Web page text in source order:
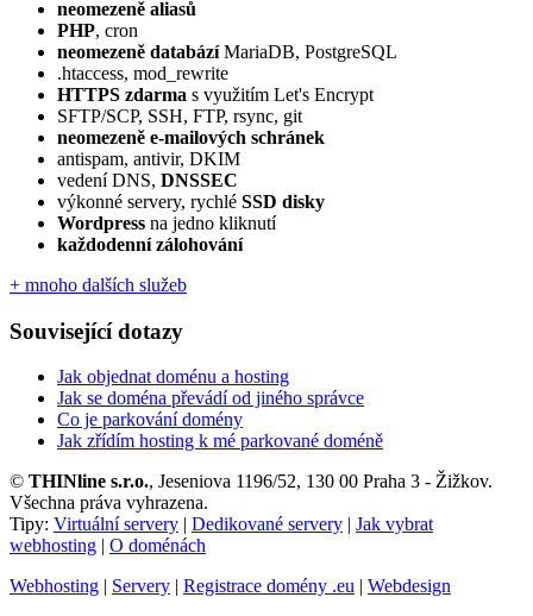
neomezeně aliasů
PHP, cron
neomezeně databázíMariaDB, PostgreSQL
.htaccess, mod_rewrite
HTTPS zdarma s využitím Let's Encrypt
SFTP/SCP, SSH, FTP, rsync, git
neomezeně e‑mailových schránek
antispam, antivir, DKIM
vedení DNS, DNSSEC
výkonné servery, rychlé SSD disky
Wordpress na jedno kliknutí
každodenní zálohování
+ mnoho dalších služeb
Související dotazy
Jak objednat doménu a hosting
Jak se doména převádí od jiného správce
Co je parkování domény
Jak zřídím hosting k mé parkované doméně
© THINline s.r.o., Jeseniova 1196/52, 130 00 Praha 3 - Žižkov.
Všechna práva vyhrazena.
Tipy: Virtuální servery | Dedikované servery | Jak vybrat
webhosting | O doménách
Webhosting | Servery | Registrace domény .eu | Webdesign